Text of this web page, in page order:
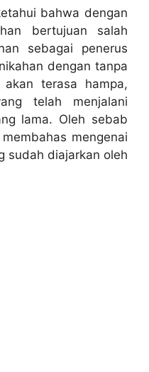
bahwa dengan
bertujuan salah
sebagai penerus
dengan tanpa
terasa hampa,
telah menjalani
lama. Oleh sebab
mengenai
sudah diajarkan oleh